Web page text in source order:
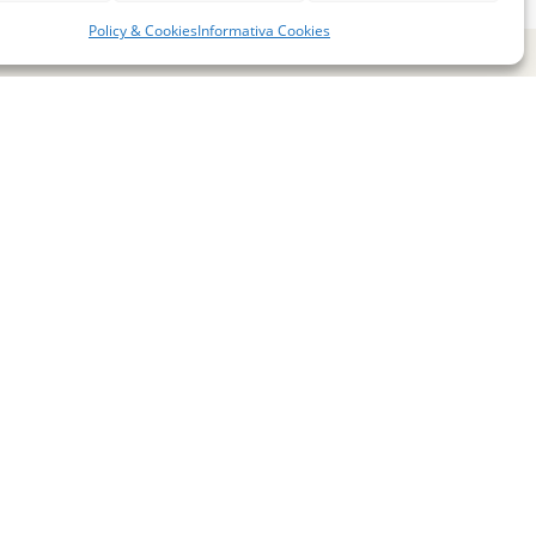
Policy & CookiesInformativa Cookies